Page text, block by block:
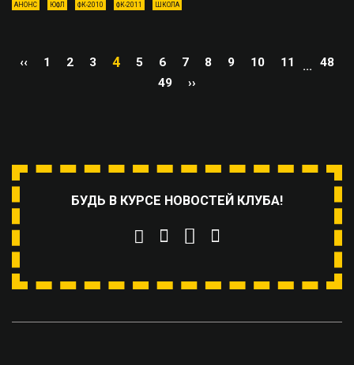
АНОНС ЮФЛ ФК-2010 ФК-2011 ШКОЛА
‹‹ 1 2 3 4 5 6 7 8 9 10 11 ...
48
49
››
БУДЬ В КУРСЕ НОВОСТЕЙ КЛУБА!